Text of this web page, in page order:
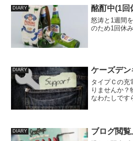
ィさんの髪型
DIARY 酩酊中(1回
怒涛と1週間
のため1回休
DIARY ケーズデ
タイプＣの充
りませんか？
なわたしです
す。支給され
DIARY ブログ閲